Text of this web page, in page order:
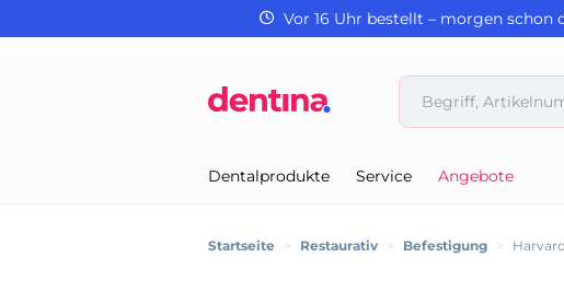
Vor 16 Uhr bestellt – morgen schon
Dentalprodukte Service Angebote
Startseite > Restaurativ > Befestigung >